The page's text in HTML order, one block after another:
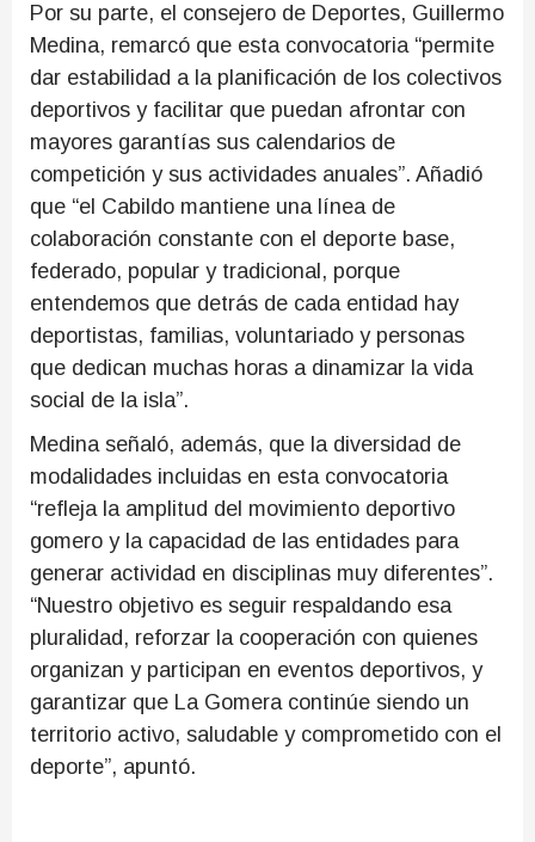
Por su parte, el consejero de Deportes, Guillermo
Medina, remarcó que esta convocatoria “permite
dar estabilidad a la planificación de los colectivos
deportivos y facilitar que puedan afrontar con
mayores garantías sus calendarios de
competición y sus actividades anuales”. Añadió
que “el Cabildo mantiene una línea de
colaboración constante con el deporte base,
federado, popular y tradicional, porque
entendemos que detrás de cada entidad hay
deportistas, familias, voluntariado y personas
que dedican muchas horas a dinamizar la vida
social de la isla”.
Medina señaló, además, que la diversidad de
modalidades incluidas en esta convocatoria
“refleja la amplitud del movimiento deportivo
gomero y la capacidad de las entidades para
generar actividad en disciplinas muy diferentes”.
“Nuestro objetivo es seguir respaldando esa
pluralidad, reforzar la cooperación con quienes
organizan y participan en eventos deportivos, y
garantizar que La Gomera continúe siendo un
territorio activo, saludable y comprometido con el
deporte”, apuntó.